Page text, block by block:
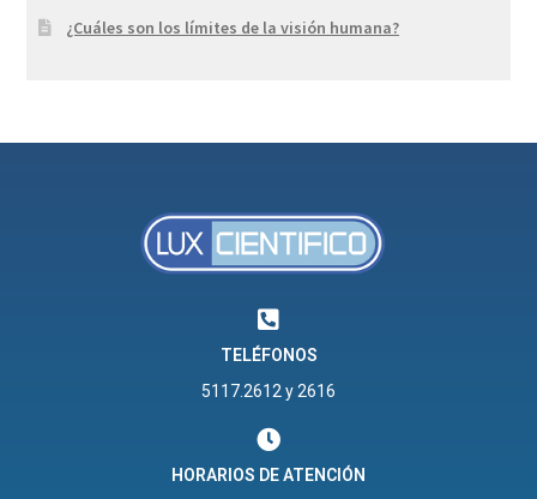
¿Cuáles son los límites de la visión humana?
TELÉFONOS
5117.2612 y 2616
HORARIOS DE ATENCIÓN